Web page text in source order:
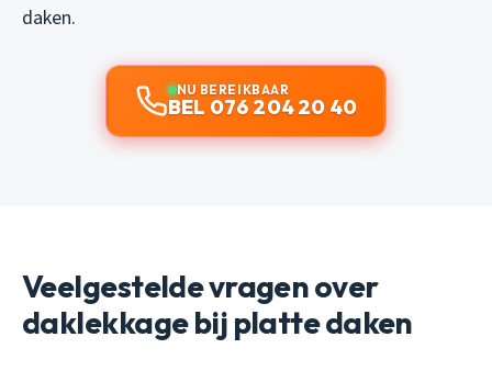
daken.
NU BEREIKBAAR
BEL 076 204 20 40
Veelgestelde vragen over
daklekkage bij platte daken